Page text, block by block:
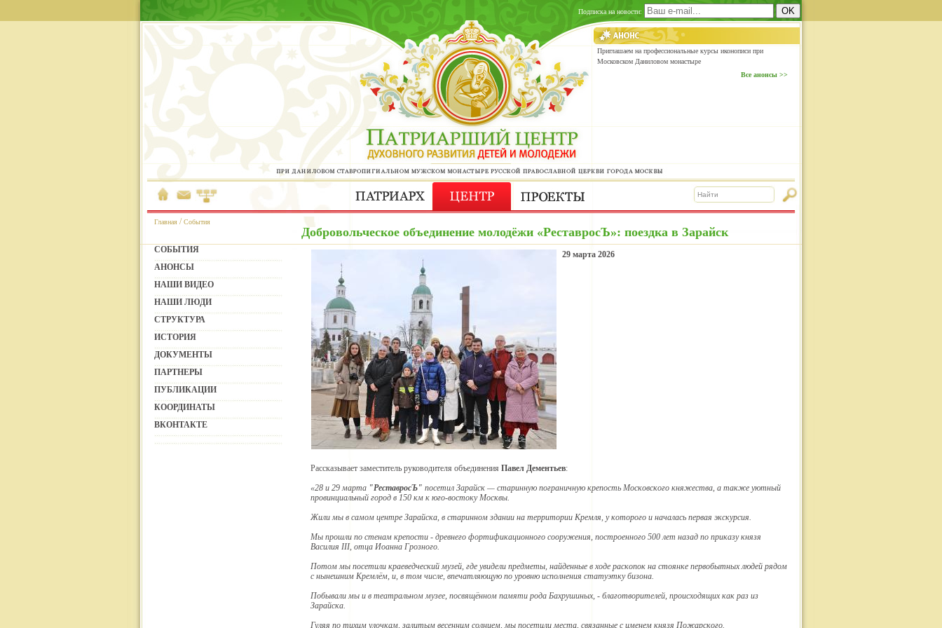
Подписка на новости:
Приглашаем на профессиональные курсы иконописи при
Московском Даниловом монастыре
Все анонсы >>
Главная /События
Добровольческое объединение молодёжи «РеставросЪ»: поездка в Зарайск
СОБЫТИЯ
АНОНСЫ
НАШИ ВИДЕО
НАШИ ЛЮДИ
СТРУКТУРА
ИСТОРИЯ
ДОКУМЕНТЫ
ПАРТНЕРЫ
ПУБЛИКАЦИИ
КООРДИНАТЫ
ВКОНТАКТЕ
29 марта 2026
Рассказывает заместитель руководителя объединения Павел Дементьев:
«28 и 29 марта "РеставросЪ" посетил Зарайск — старинную пограничную крепость Московского княжества, а также уютный
провинциальный город в 150 км к юго-востоку Москвы.
Жили мы в самом центре Зарайска, в старинном здании на территории Кремля, у которого и началась первая экскурсия.
Мы прошли по стенам крепости - древнего фортификационного сооружения, построенного 500 лет назад по приказу князя
Василия III, отца Иоанна Грозного.
Потом мы посетили краеведческий музей, где увидели предметы, найденные в ходе раскопок на стоянке первобытных людей рядом
с нынешним Кремлём, и, в том числе, впечатляющую по уровню исполнения статуэтку бизона.
Побывали мы и в театральном музее, посвящённом памяти рода Бахрушиных, - благотворителей, происходящих как раз из
Зарайска.
Гуляя по тихим улочкам, залитым весенним солнцем, мы посетили места, связанные с именем князя Пожарского.